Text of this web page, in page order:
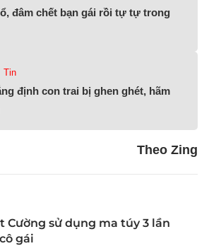
đâm chết bạn gái rồi tự tự trong
Tin
định con trai bị ghen ghét, hãm
Theo Zing
Cường sử dụng ma túy 3 lần
gái